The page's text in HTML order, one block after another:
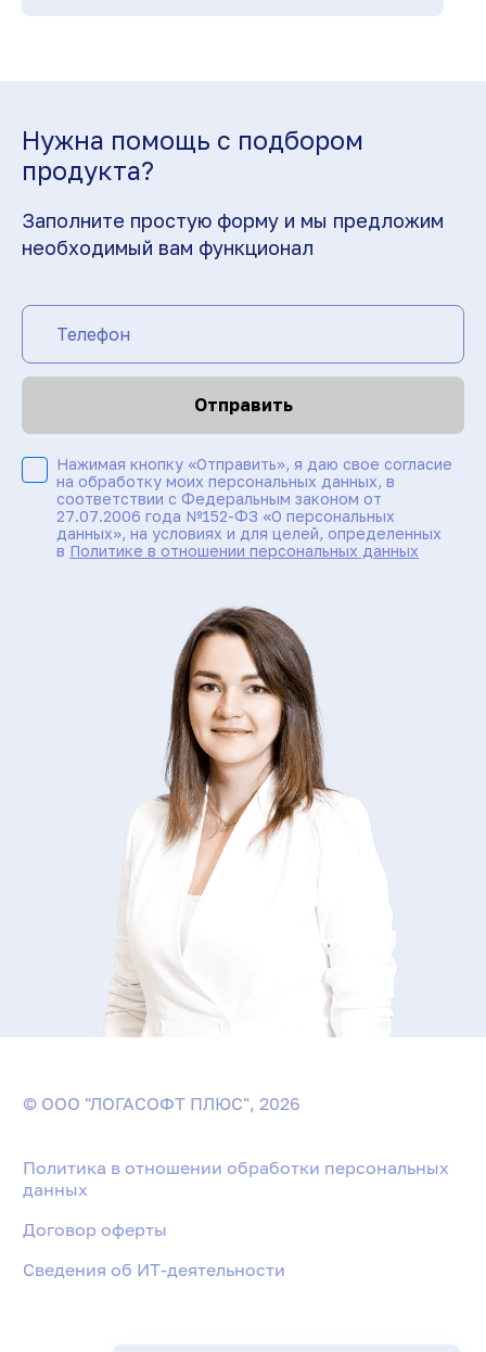
Нужна помощь с подбором
продукта?
Заполните простую форму и мы предложим
необходимый вам функционал
Отправить
Нажимая кнопку «Отправить», я даю свое согласие
на обработку моих персональных данных, в
соответствии с Федеральным законом от
27.07.2006 года №152-ФЗ «О персональных
данных», на условиях и для целей, определенных
в Политике в отношении персональных данных
© ООО "ЛОГАСОФТ ПЛЮС", 2026
Политика в отношении обработки персональных
данных
Договор оферты
Сведения об ИТ-деятельности